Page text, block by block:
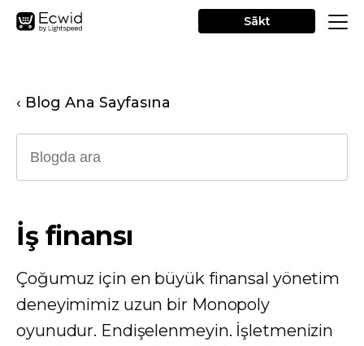
Sākt
‹ Blog Ana Sayfasına
İş finansı
Çoğumuz için en büyük finansal yönetim
deneyimimiz uzun bir Monopoly
oyunudur. Endişelenmeyin. İşletmenizin